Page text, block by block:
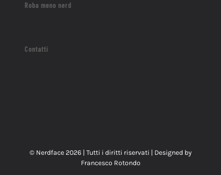
Roba meno nerd
Contatti
© Nerdface 2026 | Tutti i diritti riservati | Designed by
Francesco Rotondo